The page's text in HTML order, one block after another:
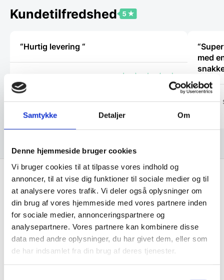
Samtykke Detaljer Om
Denne hjemmeside bruger cookies
Vi bruger cookies til at tilpasse vores indhold og
annoncer, til at vise dig funktioner til sociale medier og til
at analysere vores trafik. Vi deler også oplysninger om
din brug af vores hjemmeside med vores partnere inden
for sociale medier, annonceringspartnere og
analysepartnere. Vores partnere kan kombinere disse
data med andre oplysninger, du har givet dem, eller som
de har indsamlet fra din brug af deres tjenester.
vælges
på
Kundetilfredshed
“Hurtig levering “
med
Arden
Få de bedste tilbud først!
Husk at tilmelde dig vores nyhedsbrev og vær først
til de bedste tilbud. Og bare rolig, vi spammer dig
ikke, men sender kun relevante tilbud og